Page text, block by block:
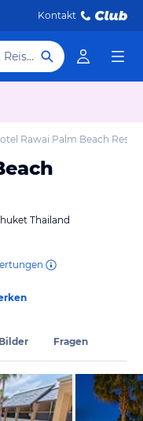
Kontakt
Hotel, Reiseziel
Rawai Palm Beach Resort
Thailand
Bilder Fragen